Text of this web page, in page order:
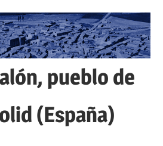
pueblo de
(España)